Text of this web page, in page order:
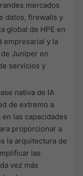
mercados
datos, firewalls y
global de HPE en
empresarial y la
Juniper en
servicios y
nativa de IA
de extremo a
las capacidades
proporcionar a
la arquitectura de
las
vez más